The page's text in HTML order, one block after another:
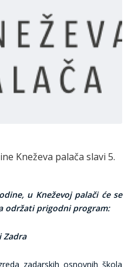
Kneževa palača slavi 5.
u Kneževoj palači će se
održati prigodni program:
Zadra
zadarskih osnovnih škola